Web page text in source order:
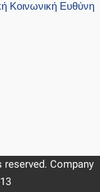
Κοινωνική Ευθύνη
Company